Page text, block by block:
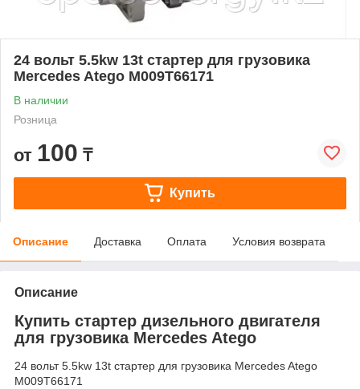
24 вольт 5.5kw 13t стартер для грузовика
Mercedes Atego M009T66171
В наличии
Розница
от 100 ₸
Купить
Описание Доставка Оплата Условия возврата
Описание
Купить стартер дизельного двигателя
для грузовика Mercedes Atego
24 вольт 5.5kw 13t стартер для грузовика Mercedes Atego
M009T66171